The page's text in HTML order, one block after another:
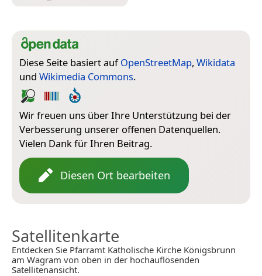
Diese Seite basiert aufOpenStreetMap, Wikidata
und Wikimedia Commons.
Wir freuen uns über Ihre Unterstützung bei der
Verbesserung unserer offenen Datenquellen.
Vielen Dank für Ihren Beitrag.
Diesen Ort bearbeiten
Satellitenkarte
Entdecken Sie Pfarramt Katholische Kirche Königsbrunn
am Wagram von oben in der hochauflösenden
Satellitenansicht.